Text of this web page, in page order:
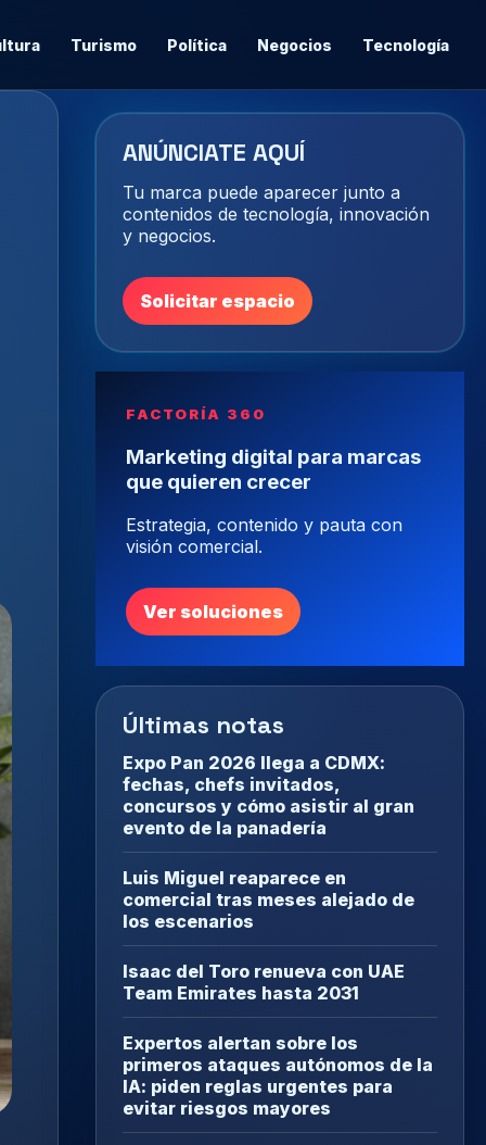
Turismo Política Negocios Tecnología
ANÚNCIATE AQUÍ
Tu marca puede aparecer junto a
contenidos de tecnología, innovación
y negocios.
Solicitar espacio
FACTORÍA 360
Marketing digital para marcas
que quieren crecer
Estrategia, contenido y pauta con
visión comercial.
Ver soluciones
Últimas notas
Expo Pan 2026 llega a CDMX:
fechas, chefs invitados,
concursos y cómo asistir al gran
evento de la panadería
Luis Miguel reaparece en
comercial tras meses alejado de
los escenarios
Isaac del Toro renueva con UAE
Team Emirates hasta 2031
Expertos alertan sobre los
primeros ataques autónomos de la
IA: piden reglas urgentes para
evitar riesgos mayores